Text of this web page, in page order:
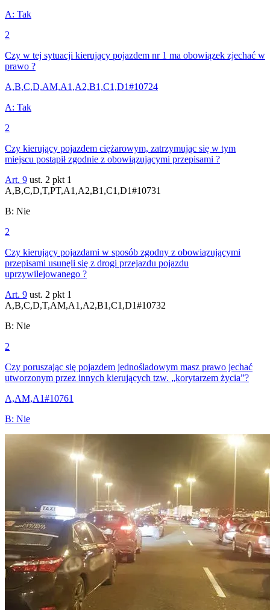
A: Tak
2
Czy w tej sytuacji kierujący pojazdem nr 1 ma obowiązek zjechać w
prawo ?
A,B,C,D,AM,A1,A2,B1,C1,D1#10724
A: Tak
2
Czy kierujący pojazdem ciężarowym, zatrzymując się w tym
miejscu postąpił zgodnie z obowiązującymi przepisami ?
Art. 9 ust. 2 pkt 1
A,B,C,D,T,PT,A1,A2,B1,C1,D1#10731
B: Nie
2
Czy kierujący pojazdami w sposób zgodny z obowiązującymi
przepisami usunęli się z drogi przejazdu pojazdu
uprzywilejowanego ?
Art. 9 ust. 2 pkt 1
A,B,C,D,T,AM,A1,A2,B1,C1,D1#10732
B: Nie
2
Czy poruszając się pojazdem jednośladowym masz prawo jechać
utworzonym przez innych kierujących tzw. „korytarzem życia”?
A,AM,A1#10761
B: Nie